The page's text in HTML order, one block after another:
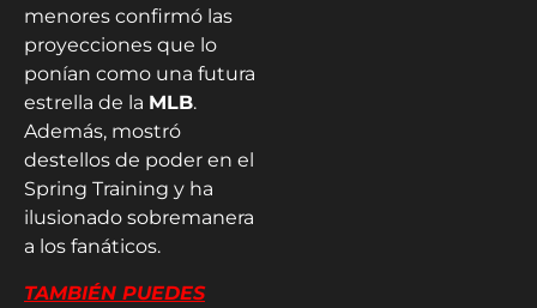
menores confirmó las
proyecciones que lo
ponían como una futura
estrella de la MLB.
Además, mostró
destellos de poder en el
Spring Training y ha
ilusionado sobremanera
a los fanáticos.
TAMBIÉN PUEDES